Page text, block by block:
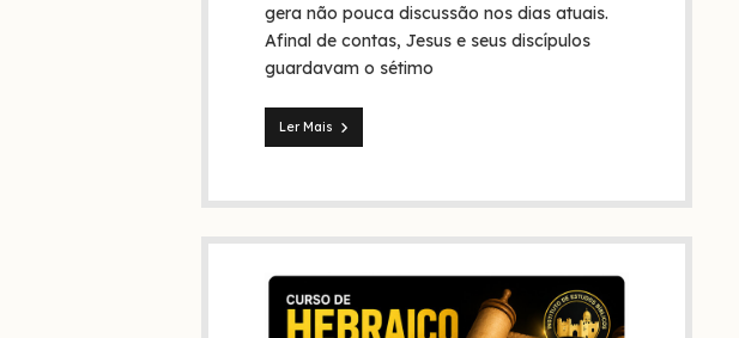
Bíblia
e
história?
gera não pouca discussão nos dias atuais.
Afinal de contas, Jesus e seus discípulos
guardavam o sétimo
Ler Mais
Jesus
o
sábado?